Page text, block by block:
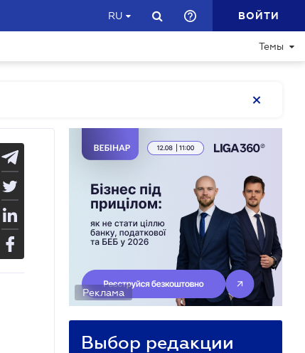
RU ВОЙТИ
Темы
Реклама
Выбор редакции